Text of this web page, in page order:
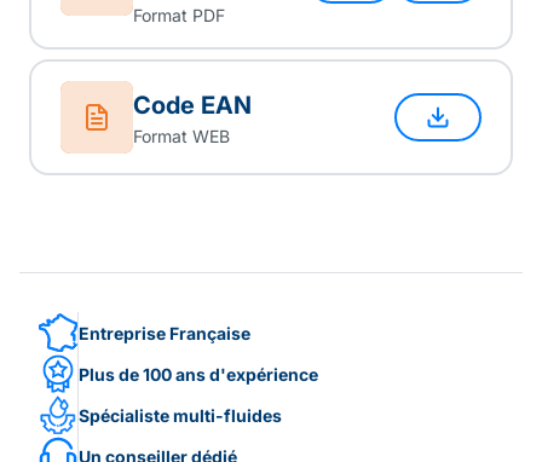
Format PDF
Code EAN
Format WEB
Entreprise Française
Plus de 100 ans d'expérience
Spécialiste multi-fluides
Un conseiller dédié